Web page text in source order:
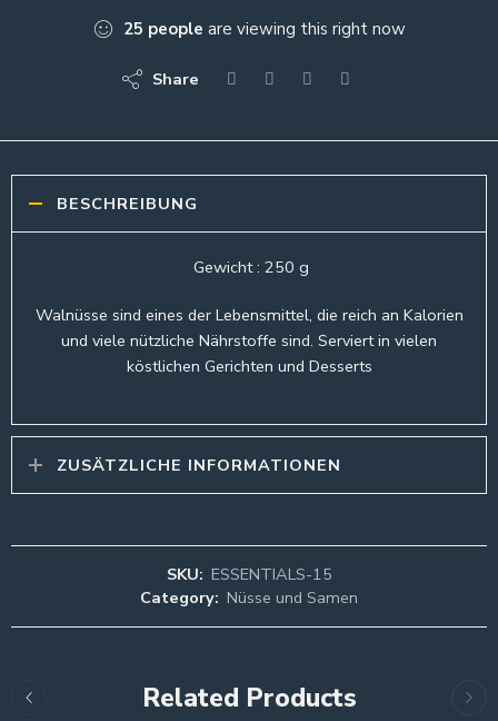
25 people are viewing this right now
Share
BESCHREIBUNG
Gewicht : 250 g
Walnüsse sind eines der Lebensmittel, die reich an Kalorien
und viele nützliche Nährstoffe sind. Serviert in vielen
köstlichen Gerichten und Desserts
ZUSÄTZLICHE INFORMATIONEN
SKU: ESSENTIALS-15
Category: Nüsse und Samen
Related Products